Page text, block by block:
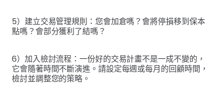
5）建立交易管理規則：您會加倉嗎？會將停損移到保本
點嗎？會部分獲利了結嗎？
6）加入檢討流程：一份好的交易計畫不是一成不變的，
它會隨著時間不斷演進。請設定每週或每月的回顧時間，
檢討並調整您的策略。